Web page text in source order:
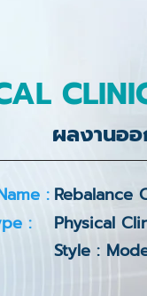
ผลงานอ
: Rebalance
:
Physical
Style :